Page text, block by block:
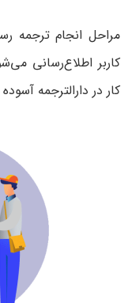
مراحل انجام ترجمه
کاربر اطلاع‌رسانی
کار در دارالترجمه